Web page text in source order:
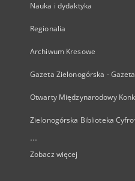
Nauka i dydaktyka
Regionalia
Archiwum Kresowe
Gazeta Zielonogórska -
Otwarty Międzynarodowy
Zielonogórska Biblioteka
...
Zobacz więcej